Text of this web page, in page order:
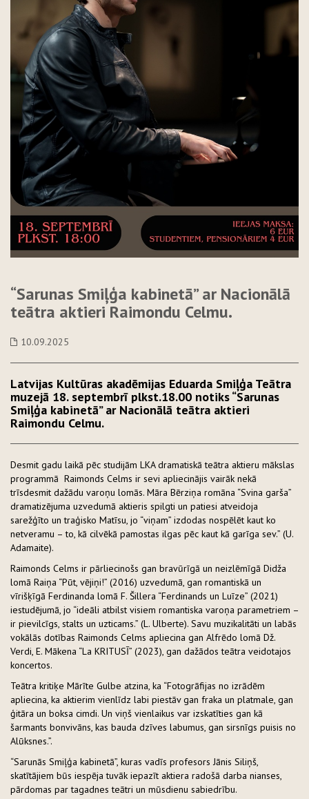
“Sarunas Smiļģa kabinetā” ar Nacionālā
teātra aktieri Raimondu Celmu.
10.09.2025
Latvijas Kultūras akadēmijas Eduarda Smiļģa Teātra
muzejā 18. septembrī plkst.18.00 notiks “Sarunas
Smiļģa kabinetā” ar Nacionālā teātra aktieri
Raimondu Celmu.
Desmit gadu laikā pēc studijām LKA dramatiskā teātra aktieru mākslas
programmā Raimonds Celms ir sevi apliecinājis vairāk nekā
trīsdesmit dažādu varoņu lomās. Māra Bērziņa romāna “Svina garša”
dramatizējuma uzvedumā aktieris spilgti un patiesi atveidoja
sarežģīto un traģisko Matīsu, jo “viņam” izdodas nospēlēt kaut ko
netveramu – to, kā cilvēkā pamostas ilgas pēc kaut kā garīga sev.” (U.
Adamaite).
Raimonds Celms ir pārliecinošs gan bravūrīgā un neizlēmīgā Didža
lomā Raiņa “Pūt, vējiņi!” (2016) uzvedumā, gan romantiskā un
vīrišķīgā Ferdinanda lomā F. Šillera “Ferdinands un Luīze” (2021)
iestudējumā, jo “ideāli atbilst visiem romantiska varoņa parametriem –
ir pievilcīgs, stalts un uzticams.” (L. Ulberte). Savu muzikalitāti un labās
vokālās dotības Raimonds Celms apliecina gan Alfrēdo lomā Dž.
Verdi, E. Mākena “La KRITUSĪ” (2023), gan dažādos teātra veidotajos
koncertos.
Teātra kritiķe Mārīte Gulbe atzina, ka “Fotogrāfijas no izrādēm
apliecina, ka aktierim vienlīdz labi piestāv gan fraka un platmale, gan
ģitāra un boksa cimdi. Un viņš vienlaikus var izskatīties gan kā
šarmants bonvivāns, kas bauda dzīves labumus, gan sirsnīgs puisis no
Alūksnes.”.
“Sarunās Smiļģa kabinetā”, kuras vadīs profesors Jānis Siliņš,
skatītājiem būs iespēja tuvāk iepazīt aktiera radošā darba nianses,
pārdomas par tagadnes teātri un mūsdienu sabiedrību.